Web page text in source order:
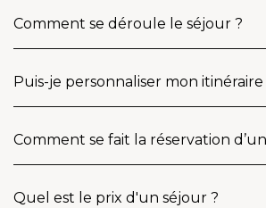
Comment se déroule le séjour ?
Puis-je personnaliser mon itinéraire
Comment se fait la réservation
Quel est le prix d'un séjour ?